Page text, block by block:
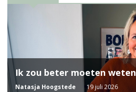
Ik zou beter moeten weten
Natasja Hoogstede 19 juli 2026